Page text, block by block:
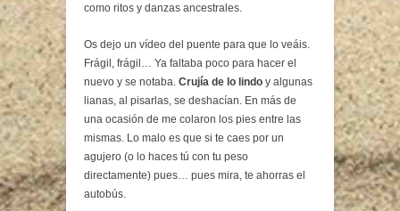
como ritos y danzas ancestrales.
Os dejo un vídeo del puente para que lo veáis.
Frágil, frágil… Ya faltaba poco para hacer el
nuevo y se notaba. Crujía de lo lindo y algunas
lianas, al pisarlas, se deshacían. En más de
una ocasión de me colaron los pies entre las
mismas. Lo malo es que si te caes por un
agujero (o lo haces tú con tu peso
directamente) pues… pues mira, te ahorras el
autobús.